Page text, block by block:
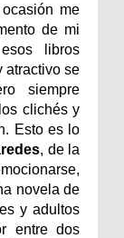
me
de mi
libros
atractivo se
siempre
clichés y
Esto es lo
, de la
novela de
y adultos
entre dos